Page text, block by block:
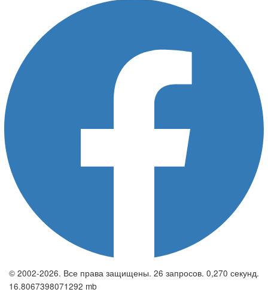
© 2002-2026. Все права защищены. 26 запросов. 0,270 секунд.
16.8067398071292 mb